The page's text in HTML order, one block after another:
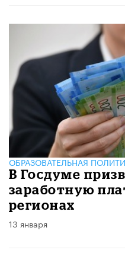
ОБРАЗОВАТЕЛЬНАЯ
В Госдуме
заработную
регионах
13 января